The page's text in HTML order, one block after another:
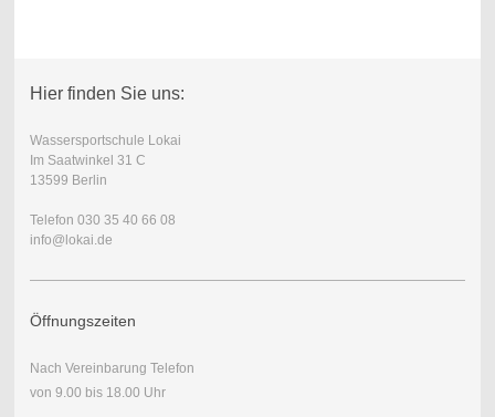
Hier finden Sie uns:
Wassersportschule Lokai
Im Saatwinkel 31 C
13599 Berlin
Telefon 030 35 40 66 08
info@lokai.de
Öffnungszeiten
Nach Vereinbarung Telefon
von 9.00 bis 18.00 Uhr